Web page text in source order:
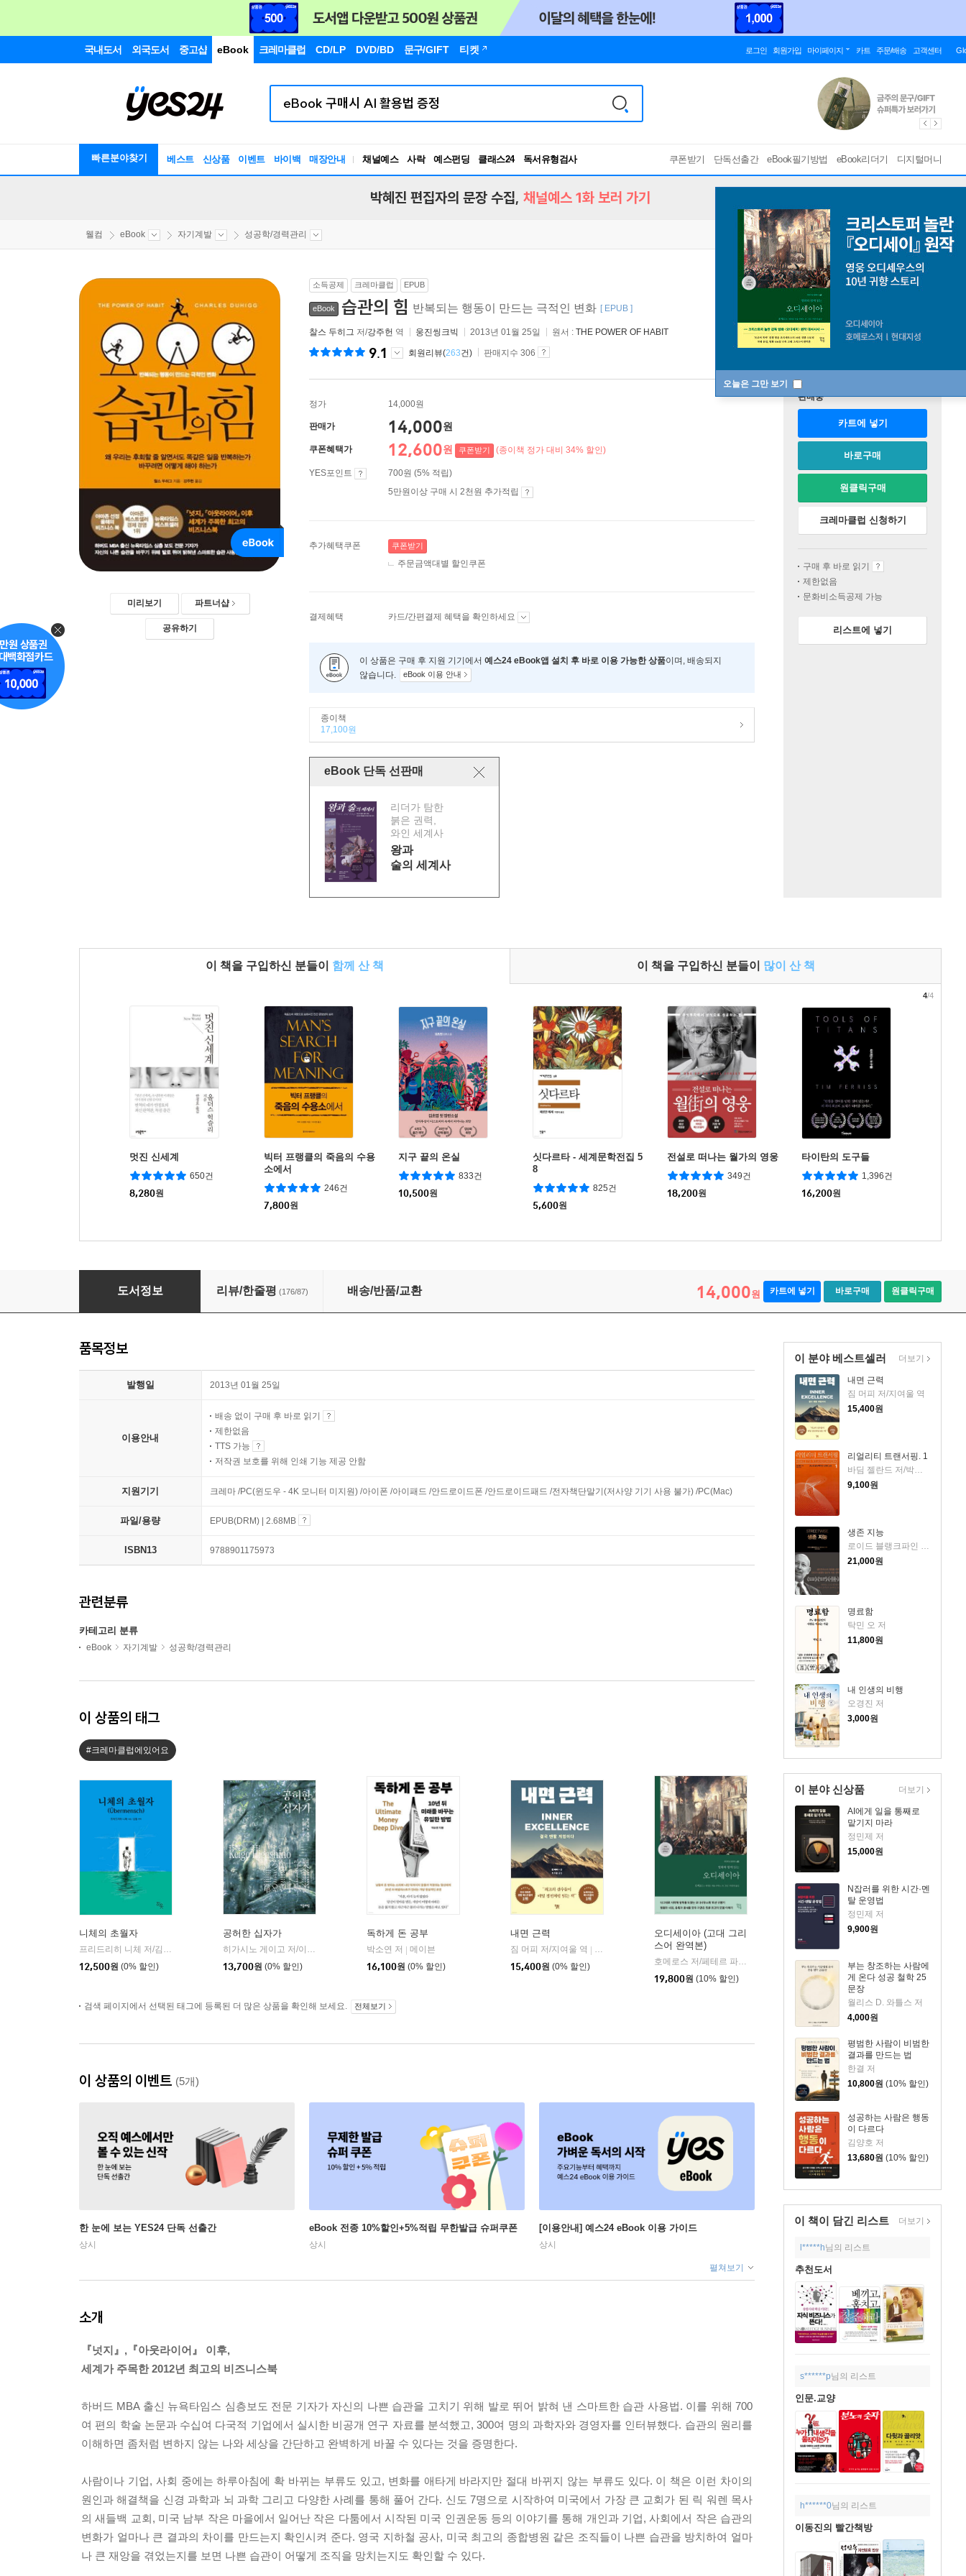
국내도서 외국도서 중고샵 eBook 크레마클럽 CD/LP DVD/BD 문구/GIFT 티켓 로그인 회원가입 마이페이지 카트 주문/배송 고객센터
빠른분야찾기 베스트 신상품 이벤트 바이백 매장안내 채널예스 사락 예스펀딩 클래스24
독서유형검사
RBTI Lab
쿠폰받기 단독선출간 eBook필기방법 eBook리더기 디지털머니
오늘은 그만 보기
박혜진 편집자의 문장 수집, 채널예스 1화 보러 가기
웰컴 eBook 자기계발 성공학/경력관리
미리보기 파트너샵
공유하기
소득공제 크레마클럽 EPUB
eBook 습관의 힘 반복되는 행동이 만드는 극적인 변화 [ EPUB ]
찰스 두히그 저/강주헌 역 웅진씽크빅 2013년 01월 25일 원서 : THE POWER OF HABIT
9.1 회원리뷰(263건) 판매지수 306
정가 14,000원
판매가 14,000원
쿠폰혜택가 12,600원 쿠폰받기 (종이책 정가 대비 34% 할인)
YES포인트
700원 (5% 적립)
5만원이상 구매 시 2천원 추가적립
추가혜택쿠폰 쿠폰받기
주문금액대별 할인쿠폰
결제혜택 카드/간편결제 혜택을 확인하세요
이 상품은 구매 후 지원 기기에서 예스24 eBook앱 설치 후 바로 이용 가능한 상품이며, 배송되지
않습니다.
eBook 이용 안내
종이책
17,100원
eBook 단독 선판매
리더가 탐한
붉은 권력,
와인 세계사
왕과
술의 세계사
판매중
카트에 넣기
바로구매
원클릭구매
크레마클럽 신청하기
구매 후 바로 읽기
제한없음
문화비소득공제 가능
리스트에 넣기
이 책을 구입하신 분들이 함께 산 책 이 책을 구입하신 분들이 많이 산 책
멋진 신세계
650건
8,280원
빅터 프랭클의 죽음의 수용
소에서
246건
7,800원
지구 끝의 온실
833건
10,500원
싯다르타 - 세계문학전집 5
8
825건
5,600원
전설로 떠나는 월가의 영웅
349건
18,200원
타이탄의 도구들
1,396건
16,200원
4/4
습관의 힘
도서정보 리뷰/한줄평 (176/87) 배송/반품/교환 14,000원 카트에 넣기 바로구매 원클릭구매
이 분야 베스트셀러
내면 근력
짐 머피 저/지여울 역
15,400원
리얼리티 트랜서핑. 1
바딤 젤란드 저/박인수 역
9,100원
생존 지능
로이드 블랭크파인 저/박선영 역
21,000원
명료함
탁민 오 저
11,800원
내 인생의 비행
오경진 저
3,000원
더보기
이 분야 신상품
AI에게 일을 통째로
맡기지 마라
정민제 저
15,000원
N잡러를 위한 시간·멘
탈 운영법
정민제 저
9,900원
부는 창조하는 사람에
게 온다 성공 철학 25
문장
월리스 D. 와틀스 저
4,000원
평범한 사람이 비범한
결과를 만드는 법
한결 저
10,800원 (10% 할인)
성공하는 사람은 행동
이 다르다
김양호 저
13,680원 (10% 할인)
더보기
이 책이 담긴 리스트 더보기
l*****h님의 리스트
추천도서
s******p님의 리스트
인문.교양
h******0님의 리스트
이동진의 빨간책방
품목정보
발행일 2013년 01월 25일
이용안내
배송 없이 구매 후 바로 읽기
제한없음
TTS 가능
저작권 보호를 위해 인쇄 기능 제공 안함
지원기기 크레마 /PC(윈도우 - 4K 모니터 미지원) /아이폰 /아이패드 /안드로이드폰 /안드로이드패드 /전자책단말기(저사양 기기 사용 불가) /PC(Mac)
파일/용량 EPUB(DRM) | 2.68MB
ISBN13 9788901175973
관련분류
카테고리 분류
eBook 자기계발 성공학/경력관리
이 상품의 태그
#크레마클럽에있어요
니체의 초월자
프리드리히 니체 저/김철 편역
12,500원 (0% 할인)
공허한 십자가
히가시노 게이고 저/이선희 역
자음과모음
13,700원 (0% 할인)
독하게 돈 공부
박소연 저
메이븐
16,100원 (0% 할인)
내면 근력
짐 머피 저/지여울 역
윌북(willbook)
15,400원 (0% 할인)
오디세이아 (고대 그리
스어 완역본)
호메로스 저/페테르 파울 루벤스 그림/박문재 역 |
현대지성
19,800원 (10% 할인)
검색 페이지에서 선택된 태그에 등록된 더 많은 상품을 확인해 보세요. 전체보기
이 상품의 이벤트 (5개)
한 눈에 보는 YES24 단독 선출간
상시
eBook 전종 10%할인+5%적립 무한발급 슈퍼쿠폰
상시
[이용안내] 예스24 eBook 이용 가이드
상시
펼쳐보기
소개
『넛지』,『아웃라이어』 이후,
세계가 주목한 2012년 최고의 비즈니스북
하버드 MBA 출신 뉴욕타임스 심층보도 전문 기자가 자신의 나쁜 습관을 고치기 위해 발로 뛰어 밝혀 낸 스마트한 습관 사용법. 이를 위해 700
여 편의 학술 논문과 수십여 다국적 기업에서 실시한 비공개 연구 자료를 분석했고, 300여 명의 과학자와 경영자를 인터뷰했다. 습관의 원리를
이해하면 좀처럼 변하지 않는 나와 세상을 간단하고 완벽하게 바꿀 수 있다는 것을 증명한다.
사람이나 기업, 사회 중에는 하루아침에 확 바뀌는 부류도 있고, 변화를 애타게 바라지만 절대 바뀌지 않는 부류도 있다. 이 책은 이런 차이의
원인과 해결책을 신경 과학과 뇌 과학 그리고 다양한 사례를 통해 풀어 간다. 신도 7명으로 시작하여 미국에서 가장 큰 교회가 된 릭 워렌 목사
의 새들백 교회, 미국 남부 작은 마을에서 일어난 작은 다툼에서 시작된 미국 인권운동 등의 이야기를 통해 개인과 기업, 사회에서 작은 습관의
변화가 얼마나 큰 결과의 차이를 만드는지 확인시켜 준다. 영국 지하철 공사, 미국 최고의 종합병원 같은 조직들이 나쁜 습관을 방치하여 얼마
나 큰 재앙을 겪었는지를 보면 나쁜 습관이 어떻게 조직을 망치는지도 확인할 수 있다.